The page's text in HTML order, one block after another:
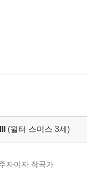
(윌터 스미스 3세)
자이자 작곡가